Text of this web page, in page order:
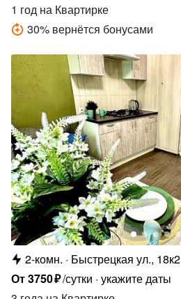
1 год на Квартирке
30% вернётся бонусами
2-комн.
Быстрецкая ул., 18к2
От3750₽/сутки укажите даты